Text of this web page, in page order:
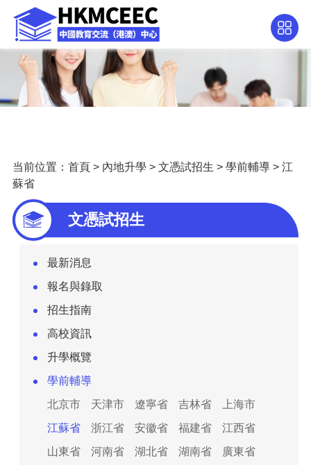
当前位置： 首頁> 內地升學 > 文憑試招生 > 學前輔導> 江
蘇省
文憑試招生
最新消息
報名與錄取
招生指南
高校資訊
升學概覽
學前輔導
北京市
天津市 遼寧省 吉林省
上海市
江蘇省
浙江省 安徽省 福建省
江西省
山東省
河南省 湖北省 湖南省
廣東省